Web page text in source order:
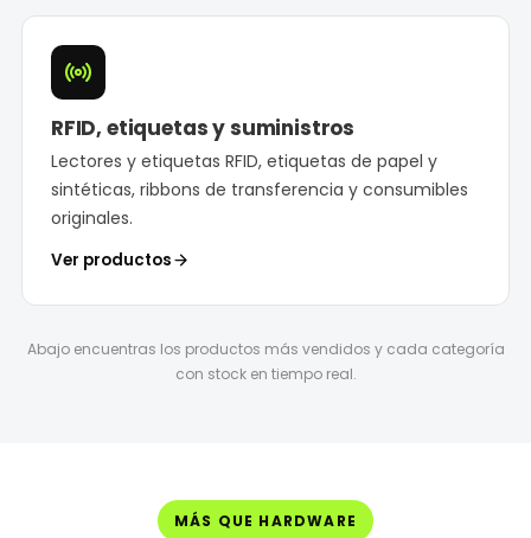
RFID, etiquetas y suministros
Lectores y etiquetas RFID, etiquetas de papel y
sintéticas, ribbons de transferencia y consumibles
originales.
Ver productos
Abajo encuentras los productos más vendidos y cada categoría
con stock en tiempo real.
MÁS QUE HARDWARE